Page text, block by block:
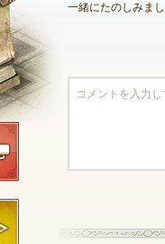
一緒にたのしみま